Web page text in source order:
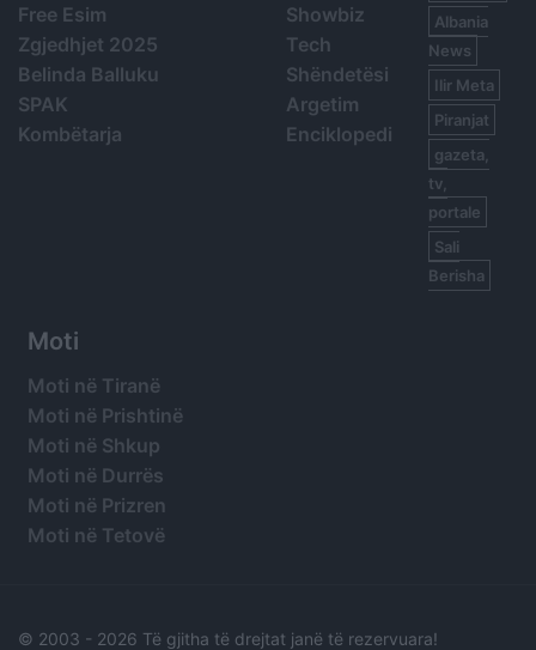
Free Esim
Zgjedhjet 2025
Belinda Balluku
SPAK
Kombëtarja
Showbiz
Tech
Shëndetësi
Argetim
Enciklopedi
Albania
News
Ilir Meta
Piranjat
gazeta,
tv,
portale
Sali
Berisha
Moti
Moti në Tiranë
Moti në Prishtinë
Moti në Shkup
Moti në Durrës
Moti në Prizren
Moti në Tetovë
© 2003 - 2026 Të gjitha të drejtat janë të rezervuara!